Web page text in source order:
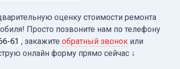
оценку стоимости ремонта
Просто позвоните нам по телефону
61 , закажите обратный звонок или
онлайн форму прямо сейчас ↓